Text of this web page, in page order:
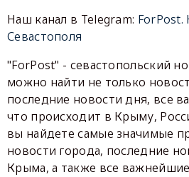
Наш канал в Telegram: ForPost.
Севастополя
"ForPost" - севастопольский
можно найти не только
последние новости дня, все
что происходит в Крыму,
вы найдете самые значимые
новости города, последние
Крыма, а также все